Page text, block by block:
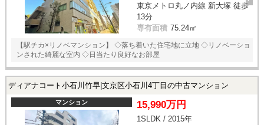
東京メトロ丸ノ内線 新大塚 徒歩
13分
専有面積 75.24㎡
【駅チカ×リノベマンション】 ◇落ち着いた住宅地に立地 ◇リノベーショ
ンされた綺麗な室内 ◇日当たり良好なお部屋
ディアナコート小石川竹早|文京区小石川4丁目の中古マンション
マンション 15,990万円
1SLDK / 2015年